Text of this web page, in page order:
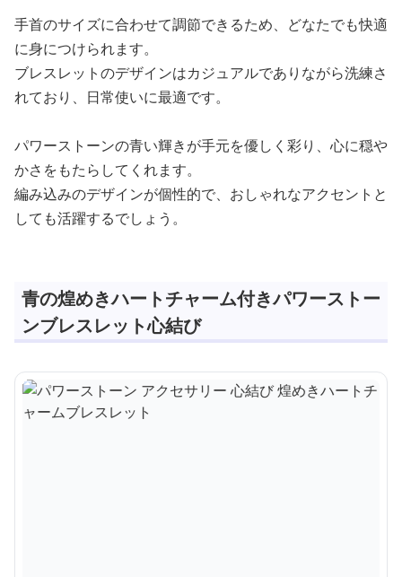
手首のサイズに合わせて調節できるため、どなたでも快適
に身につけられます。
ブレスレットのデザインはカジュアルでありながら洗練さ
れており、日常使いに最適です。
パワーストーンの青い輝きが手元を優しく彩り、心に穏や
かさをもたらしてくれます。
編み込みのデザインが個性的で、おしゃれなアクセントと
しても活躍するでしょう。
青の煌めきハートチャーム付きパワーストー
ンブレスレット心結び